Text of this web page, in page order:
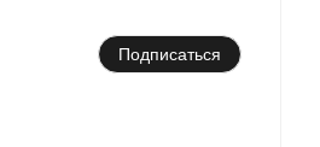
Подписаться